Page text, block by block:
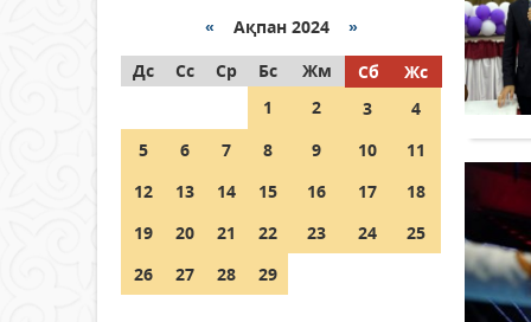
граждане Казахстана,
находящиеся за рубежом?
05 тамыз 2026 ж.
Шетелде жүрген Қазақстан
азаматтары қалай дауыс
бере алады?
155
« Ақпан 2024 »
Дс
Сс Ср Бс Жм Сб
Жс
1
2 3
4
5
6 7 8 9 10
11
12
13 14 15 16 17
18
19
20 21 22 23 24
25
26
27 28 29